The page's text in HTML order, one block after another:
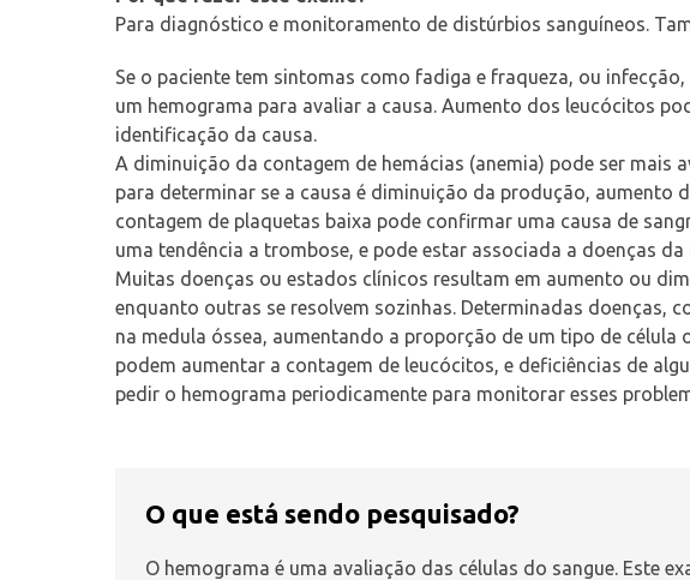
Para diagnóstico e monitoramento de distúrbios sanguíneos.
Se o paciente tem sintomas como fadiga e fraqueza, ou
um hemograma para avaliar a causa. Aumento dos leucócitos
identificação da causa.
A diminuição da contagem de hemácias (anemia) pode ser mais
para determinar se a causa é diminuição da produção, aumento
contagem de plaquetas baixa pode confirmar uma causa de
uma tendência a trombose, e pode estar associada a doenças
Muitas doenças ou estados clínicos resultam em aumento ou
enquanto outras se resolvem sozinhas. Determinadas doenças,
na medula óssea, aumentando a proporção de um tipo de
podem aumentar a contagem de leucócitos, e deficiências de
pedir o hemograma periodicamente para monitorar esses
O que está sendo pesquisado?
O hemograma é uma avaliação das células do sangue. Este